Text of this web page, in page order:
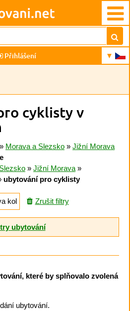
Přihlášení
cyklisty v
» Morava a Slezsko » Jižní Morava
» Jižní Morava »
ubytování pro cyklisty
kol Zrušit filtry
ubytování
které by splňovalo zvolená
ubytování.